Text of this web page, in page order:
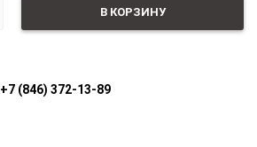
В КОРЗИНУ
+7 (846) 372-13-89